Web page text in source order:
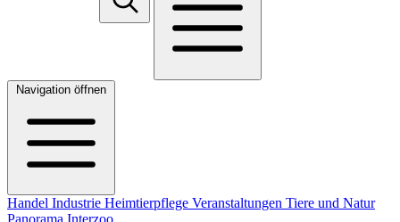
Navigation öffnen
Handel Industrie Heimtierpflege Veranstaltungen Tiere und Natur
Panorama Interzoo